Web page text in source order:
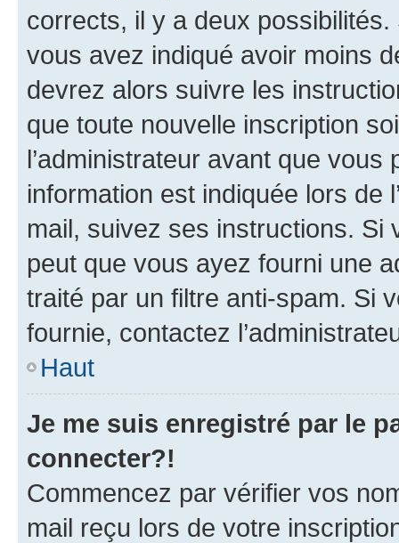
corrects, il y a deux
vous avez indiqué avoir moins
devrez alors suivre les
que toute nouvelle inscription
l’administrateur avant que
information est indiquée lors de
mail, suivez ses instructions. Si
peut que vous ayez fourni une
traité par un filtre anti-spam. Si
fournie, contactez
Haut
Je me suis enregistré par le
connecter?!
Commencez par vérifier vos
mail reçu lors de votre